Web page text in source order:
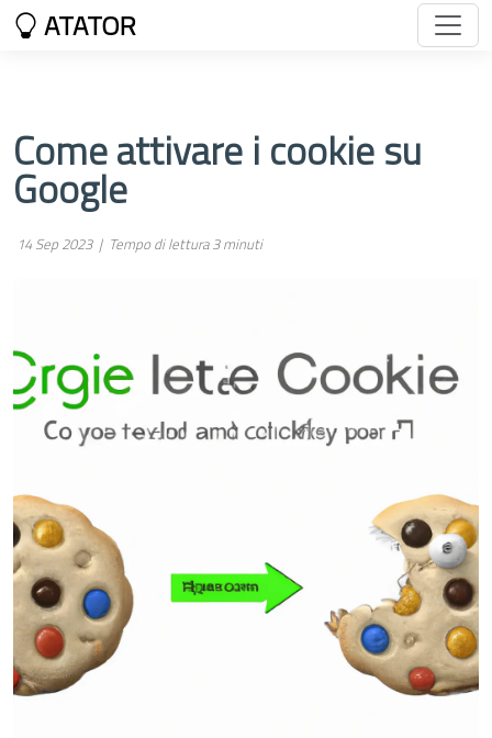
ATATOR
Come attivare i cookie su
Google
14 Sep 2023 | Tempo di lettura 3 minuti